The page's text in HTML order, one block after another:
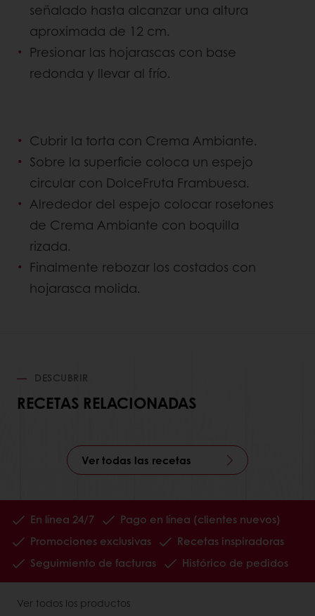
señalado hasta alcanzar una altura
aproximada de 12 cm.
Presionar las hojarascas con base
redonda y llevar al frío.
Cubrir la torta con Crema Ambiante.
Sobre la superficie coloca un espejo
circular con DolceFruta Frambuesa.
Alrededor del espejo colocar rosetones
de Crema Ambiante con boquilla
rizada.
Finalmente rebozar los costados con
hojarasca molida.
DESCUBRIR
RECETAS RELACIONADAS
Ver todas las recetas
En línea 24/7
Pago en línea (clientes nuevos)
Promociones exclusivas
Recetas inspiradoras
Seguimiento de facturas
Histórico de pedidos
Ver todos los productos